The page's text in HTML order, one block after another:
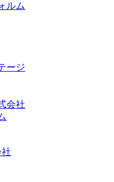
ルム
ージ
会社